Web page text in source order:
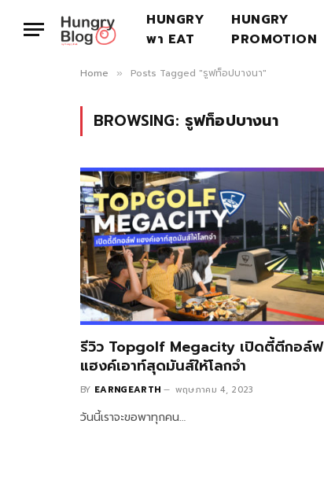
HUNGRY
พา EAT
HUNGRY
PROMOTION
Home » Posts Tagged "รูฟท็อปบางนา"
BROWSING: รูฟท็อปบางนา
รีวิว Topgolf Megacity เปิดตี้ตีกอล์ฟ
แฮงค์เอาท์สุดมันส์ให้โลกจำ
BY EARNGEARTH พฤษภาคม 4, 2023
วันนี้เราจะขอพาทุกคน…